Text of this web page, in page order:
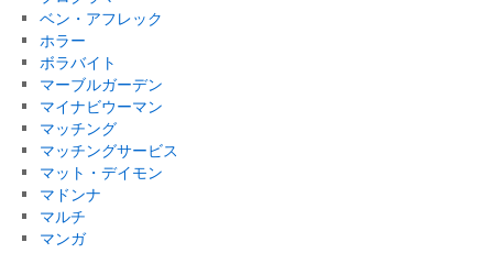
ベン・アフレック
ホラー
ボラバイト
マーブルガーデン
マイナビウーマン
マッチング
マッチングサービス
マット・デイモン
マドンナ
マルチ
マンガ